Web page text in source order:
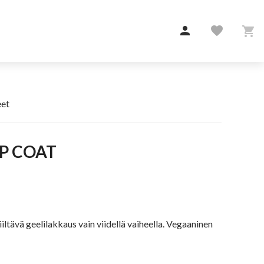
 favorite 
COAT
geelilakkaus vain viidellä vaiheella. Vegaaninen